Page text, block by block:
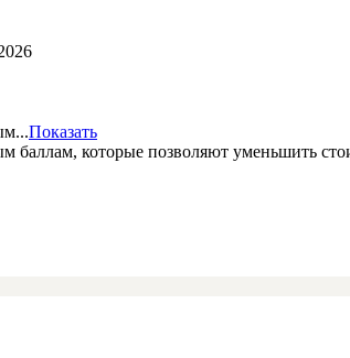
Показать
баллам, которые позволяют уменьшить